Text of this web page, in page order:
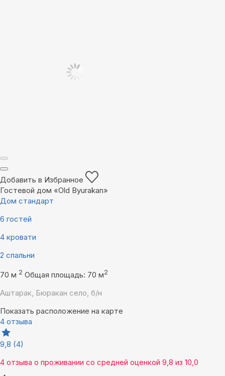
Добавить в Избранное
Гостевой дом «Old Byurakan»
Дом стандарт
6 гостей
4 кровати
2 спальни
70 м 2 Общая площадь: 70 м2
Аштарак, Бюракан село, б/н
Показать расположение на карте
4 отзыва
9,8 (4)
4 отзыва о проживании со средней оценкой 9,8 из 10,0